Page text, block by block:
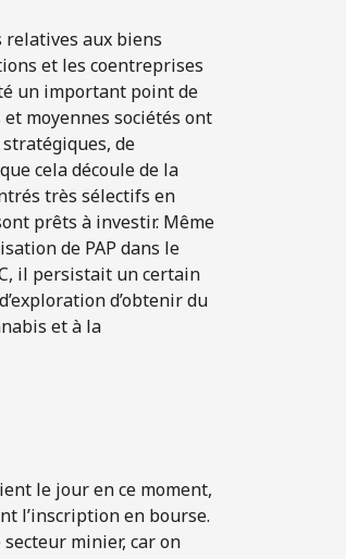
aux biens
et les coentreprises
un important point de
moyennes sociétés ont
de
cela découle de la
très sélectifs en
prêts à investir. Même
de PAP dans le
il persistait un certain
d’obtenir du
et à la
le jour en ce moment,
l’inscription en bourse.
minier, car on